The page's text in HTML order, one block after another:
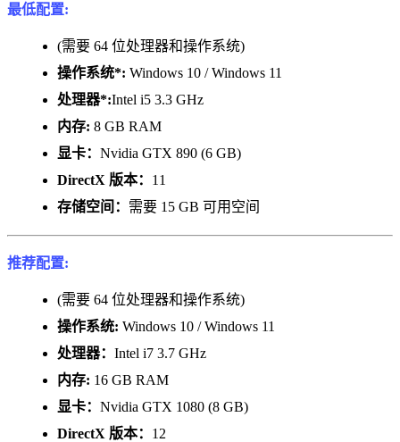
最低配置:
(需要 64 位处理器和操作系统)
操作系统*: Windows 10 / Windows 11
处理器*:Intel i5 3.3 GHz
内存: 8 GB RAM
显卡： Nvidia GTX 890 (6 GB)
DirectX 版本： 11
存储空间： 需要 15 GB 可用空间
推荐配置:
(需要 64 位处理器和操作系统)
操作系统: Windows 10 / Windows 11
处理器： Intel i7 3.7 GHz
内存: 16 GB RAM
显卡： Nvidia GTX 1080 (8 GB)
DirectX 版本： 12